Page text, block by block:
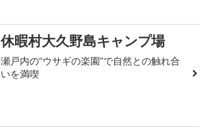
休暇村大久野島キャンプ場
瀬戸内の“ウサギの楽園”で自然との触れ合
いを満喫